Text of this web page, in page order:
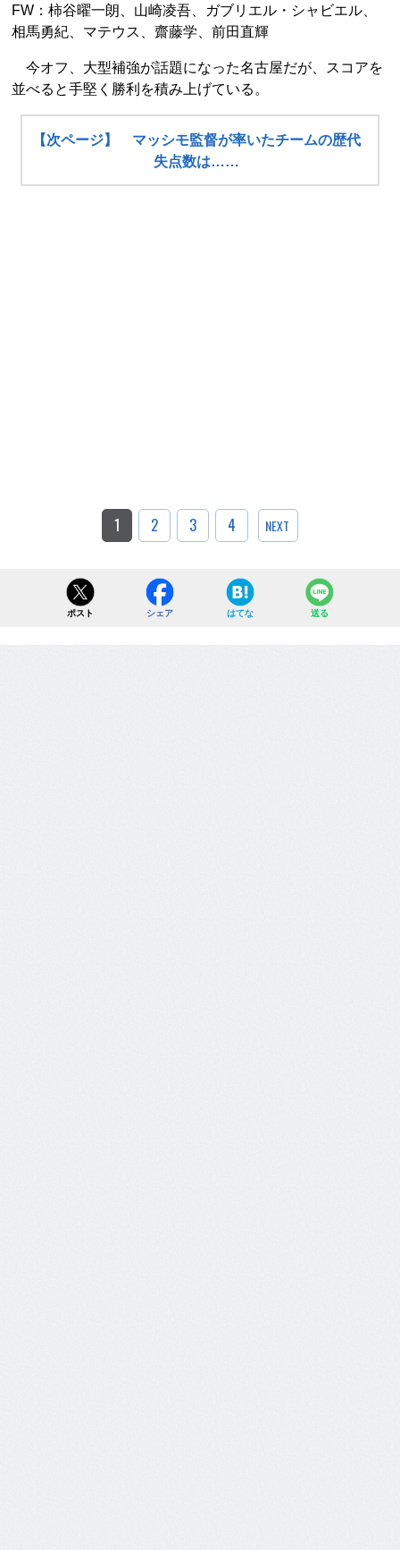
FW：柿谷曜一朗、山崎凌吾、ガブリエル・シャビエル、
相馬勇紀、マテウス、齋藤学、前田直輝
今オフ、大型補強が話題になった名古屋だが、スコアを
並べると手堅く勝利を積み上げている。
【次ページ】 マッシモ監督が率いたチームの歴代
失点数は……
1 2 3 4 NEXT
ポスト シェア はてな 送る